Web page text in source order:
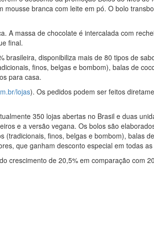
branca com leite em pó. O bolo
A massa de chocolate é intercalada com
final.
disponibiliza mais de 80 tipos de
finos, belgas e bombom), balas de
para casa.
lojas). Os pedidos podem ser feitos
350 lojas abertas no Brasil e duas
e a versão vegana. Os bolos são
finos, belgas e bombom), balas
que ganham desconto especial em todas
crescimento de 20,5% em comparação com